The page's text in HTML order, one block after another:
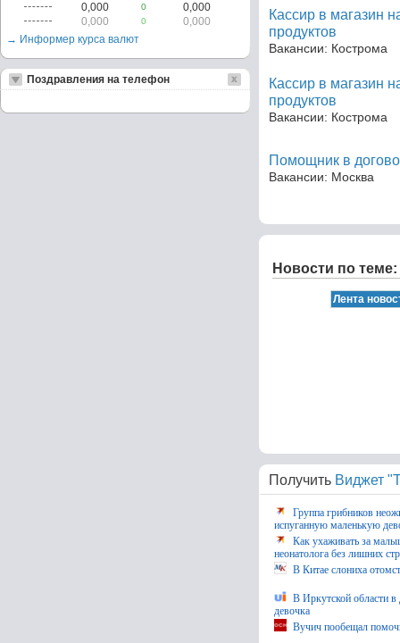
Кассир в магазин
продуктов
Вакансии: Кострома
Кассир в магазин
продуктов
Вакансии: Кострома
Помощник в
Вакансии: Москва
Новости по
Получить Виджет
Группа грибников
испуганную маленькую
Как ухаживать за
неонатолога без лишних
В Китае слониха
В Иркутской области
девочка
Вучич пообещал
0,000
0
0,000
0,000
0
0,000
→ Информер курса валют
Поздравления на телефон